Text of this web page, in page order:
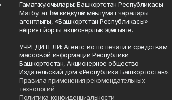
Гамәлгә куючылары: Башкортстан Республикасы
Матбугат һәм киңкүләм мәгълүмат чаралары
агентлыгы, «Башкортстан Республикасы»
нәшрият йорты акционерлык җәмгыяте.
УЧРЕДИТЕЛИ: Агентство по печати и средствам
массовой информации Республики
Башкортостан, Акционерное общество
Издательский дом «Республика Башкортостан».
Правила применения рекомендательных
технологий
Политика конфиденциальности